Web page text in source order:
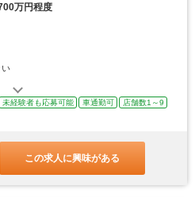
万円程度
未経験者も応募可能 車通勤可
店舗数1～9
この求人に興味がある